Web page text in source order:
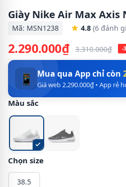
Giày Nike Air Max Axis
Mã: MSN1238 4.8 (6 đánh
2.290.000₫ 3.310.000₫ -
📱 Mua qua App chỉ còn
Giá web 2.290.000₫ • App rẻ
Màu sắc
Chọn size
38.5